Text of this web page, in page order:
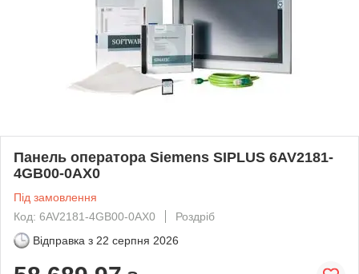
Панель оператора Siemens SIPLUS 6AV2181-
4GB00-0AX0
Під замовлення
Код: 6AV2181-4GB00-0AX0
Роздріб
Відправка з 22 серпня 2026